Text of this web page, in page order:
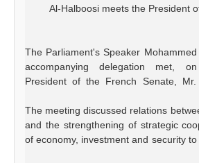
‏The Parliament's Speaker
accompanying delegation met,
President of the French Senate,
‏The meeting discussed relations
and the strengthening of strategic
of economy, investment and security